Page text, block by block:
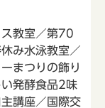
教室／第70
み水泳教室／
まつりの飾り
発酵食品2味
講座／国際交